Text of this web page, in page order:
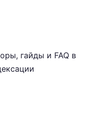
гайды и FAQ в